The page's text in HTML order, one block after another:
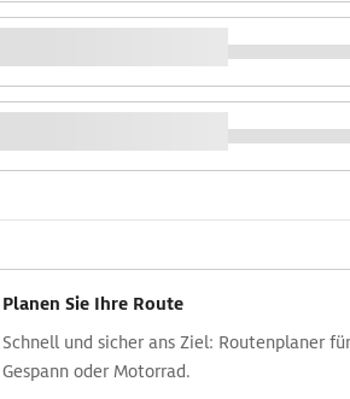
Planen Sie Ihre Route
Schnell und sicher ans Ziel: Routen­planer
Gespann oder Motorrad.